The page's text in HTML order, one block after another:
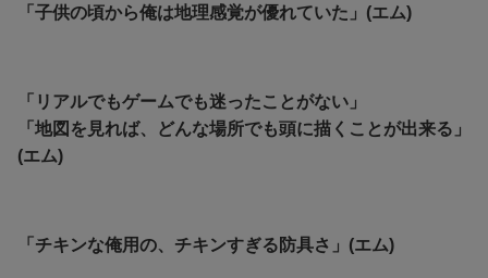
「子供の頃から俺は地理感覚が優れていた」(エム)
「リアルでもゲームでも迷ったことがない」
「地図を見れば、どんな場所でも頭に描くことが出来る」
(エム)
「チキンな俺用の、チキンすぎる防具さ」(エム)